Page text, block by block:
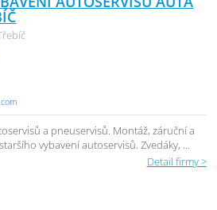
a pneuservisů. Montáž, záruční a
vybavení autoservisů. Zvedáky, ...
Detail firmy >